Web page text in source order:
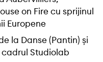
on Fire cu sprijinul
Europene
la Danse (Pantin) și
cadrul Studiolab